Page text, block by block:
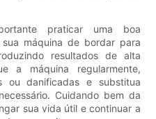
praticar uma boa
máquina de bordar para
resultados de alta
a máquina regularmente,
ou danificadas e substitua
Cuidando bem da
sua vida útil e continuar a